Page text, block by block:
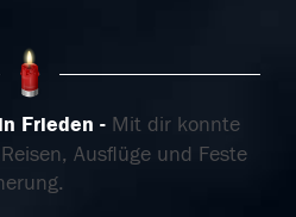
Frieden
Mit dir konnte
Ausflüge und Feste